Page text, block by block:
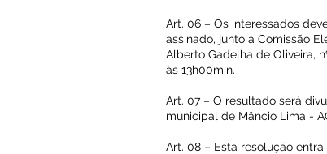
Art. 06 – Os interessados
assinado, junto a Comissão
Alberto Gadelha de Oliveira,
às 13h00min.
Art. 07 – O resultado será
municipal de Mâncio Lima -
Art. 08 – Esta resolução